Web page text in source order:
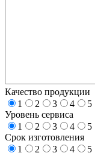
Качество продукции
1
2 3 4
5
Уровень сервиса
1
2 3 4
5
Срок изготовления
1
2 3 4
5